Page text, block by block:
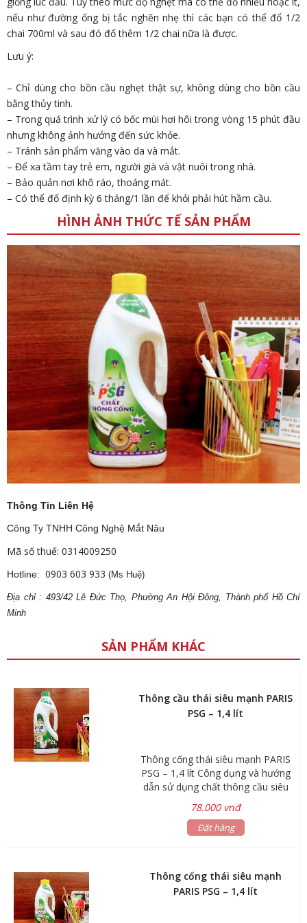
nếu như đường ống bị tắc nghẽn nhẹ thì các bạn có thể đổ 1/2
chai 700ml và sau đó đổ thêm 1/2 chai nữa là được.
Lưu ý:
– Chỉ dùng cho bồn cầu nghẹt thật sự, không dùng cho bồn cầu
bằng thủy tinh.
– Trong quá trình xử lý có bốc mùi hơi hôi trong vòng 15 phút đầu
nhưng không ảnh hưởng đến sức khỏe.
– Tránh sản phẩm văng vào da và mắt.
– Để xa tầm tay trẻ em, người già và vật nuôi trong nhà.
– Bảo quản nơi khô ráo, thoáng mát.
– Có thể đổ định kỳ 6 tháng/1 lần để khỏi phải hút hầm cầu.
HÌNH ẢNH THỨC TẾ SẢN PHẨM
Thông Tin Liên Hệ
Công Ty TNHH Công Nghệ Mắt Nâu
Mã số thuế: 0314009250
Hotline: 0903 603 933 (Ms Huệ)
Địa chỉ : 493/42 Lê Đức Thọ, Phường An Hội Đông, Thành phố Hồ Chí
Minh
SẢN PHẨM KHÁC
Thông cầu thái siêu mạnh PARIS
PSG – 1,4 lít
Thông cống thái siêu mạnh PARIS
PSG – 1,4 lít Công dụng và hướng
dẫn sử dụng chất thông cầu siêu
phẩm nổi bật vì thế mà chất thông
cống Paris PSG có được cho mình
cầu rất nhanh chóng. – Phân hủy
nhanh xác bã thực phẩm, các chất
hữu cơ bám trong hầm cầu: vải,
78.000 vnđ
Đặt hàng
Thông cống thái siêu mạnh
PARIS PSG – 1,4 lít